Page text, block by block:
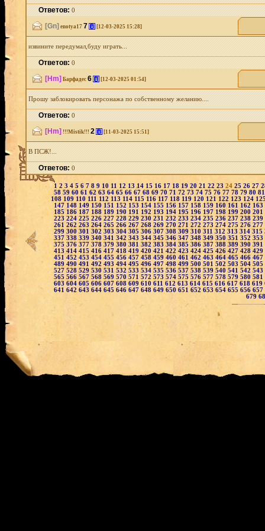
Ответов:0
[Gn] enotya17 7 [i] [12-03-2025 15:28]
извините передумал,буду играть...
Ответов:0
[Hm] Барфадес 6 [i] [12-03-2025 01:54]
Прошу заблокировать персонажа по собственному желанию....
Ответов:0
[Hm] !!!Mistik!!! 2 [i] [11-03-2025 15:51]
В ПСЖ!...
Ответов:0
1 2 3 4 5 6 7 8 9 10 11 12 1314 15 16 17 18 19 20 21 22 23 24 25 26 27
58 59 60 61 62 63 64 65 66 67 68 69 70 71 72 73 74 75 76 77 78 79 80
108 109 110 111 112 113 114 115 116 117 118 119 120 121 122 123 124
147 148 149 150 151 152 153 154 155 156 157 158 159 160 161 162 163
185 186 187 188 189 190 191 192 193 194 195 196 197 198 199 200 201
223 224 225 226 227 228 229 230 231 232 233 234 235 236 237 238 239
261 262 263 264 265 266 267 268 269 270 271 272 273 274 275 276 277
299 300 301 302 303 304 305 306 307 308 309 310 311 312 313 314 315
337 338 339 340 341 342 343 344 345 346 347 348 349 350 351 352 353
375 376 377 378 379 380 381 382 383 384 385 386 387 388 389 390 391
413 414 415 416 417 418 419 420 421 422 423 424 425 426 427 428 429
451 452 453 454 455 456 457 458 459 460 461 462 463 464 465 466 467
489 490 491 492 493 494 495 496 497 498 499 500 501 502 503 504 505
527 528 529 530 531 532 533 534 535 536 537 538 539 540 541 542 543
565 566 567 568 569 570 571 572 573 574 575 576 577 578 579 580 581
603 604 605 606 607 608 609 610 611 612 613 614 615 616 617 618 619
641 642 643 644 645 646 647 648 649 650 651 652 653 654 655 656 657
679